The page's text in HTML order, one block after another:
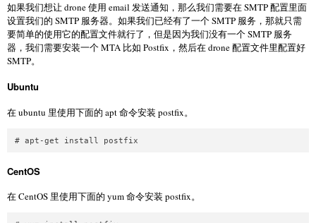
如果我们想让 drone 使用 email 发送通知，那么我们需要在 SMTP 配置里面
设置我们的 SMTP 服务器。如果我们已经有了一个 SMTP 服务，那就只需
要简单的使用它的配置文件就行了，但是因为我们没有一个 SMTP 服务
器，我们需要安装一个 MTA 比如 Postfix，然后在 drone 配置文件里配置好
SMTP。
Ubuntu
在 ubuntu 里使用下面的 apt 命令安装 postfix。
CentOS
在 CentOS 里使用下面的 yum 命令安装 postfix。